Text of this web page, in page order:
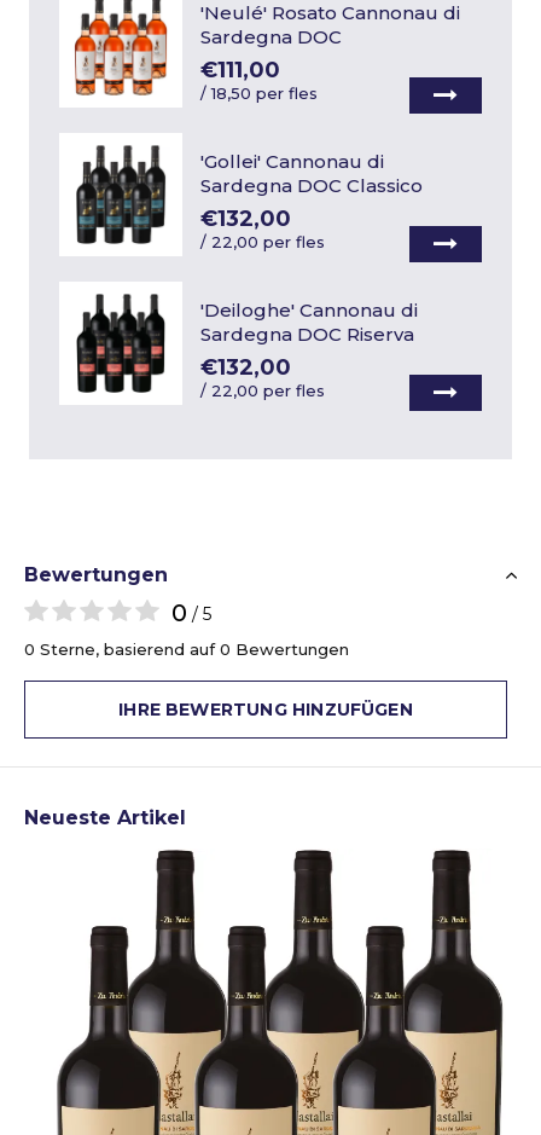
'Neulé' Rosato Cannonau di
Sardegna DOC
€111,00
/18,50 per fles
'Gollei' Cannonau di
Sardegna DOC Classico
€132,00
/ 22,00 per fles
'Deiloghe' Cannonau di
Sardegna DOC Riserva
€132,00
/ 22,00 per fles
Bewertungen
0 / 5
0 Sterne, basierend auf 0 Bewertungen
IHRE BEWERTUNG HINZUFÜGEN
Neueste Artikel